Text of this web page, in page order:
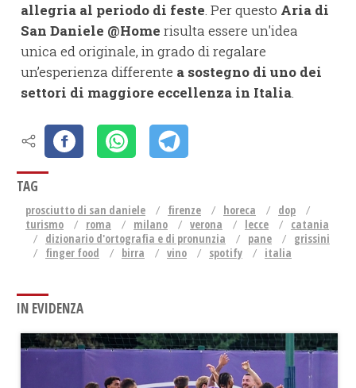
allegria al periodo di feste. Per questo Aria di
San Daniele @Home risulta essere un'idea
unica ed originale, in grado di regalare
un’esperienza differente a sostegno di uno dei
settori di maggiore eccellenza in Italia.
TAG
prosciutto di san daniele firenze horeca
dop
turismo
roma milano verona lecce
catania
dizionario d'ortografia e di pronunzia
pane
grissini
finger food
birra vino spotify italia
IN EVIDENZA